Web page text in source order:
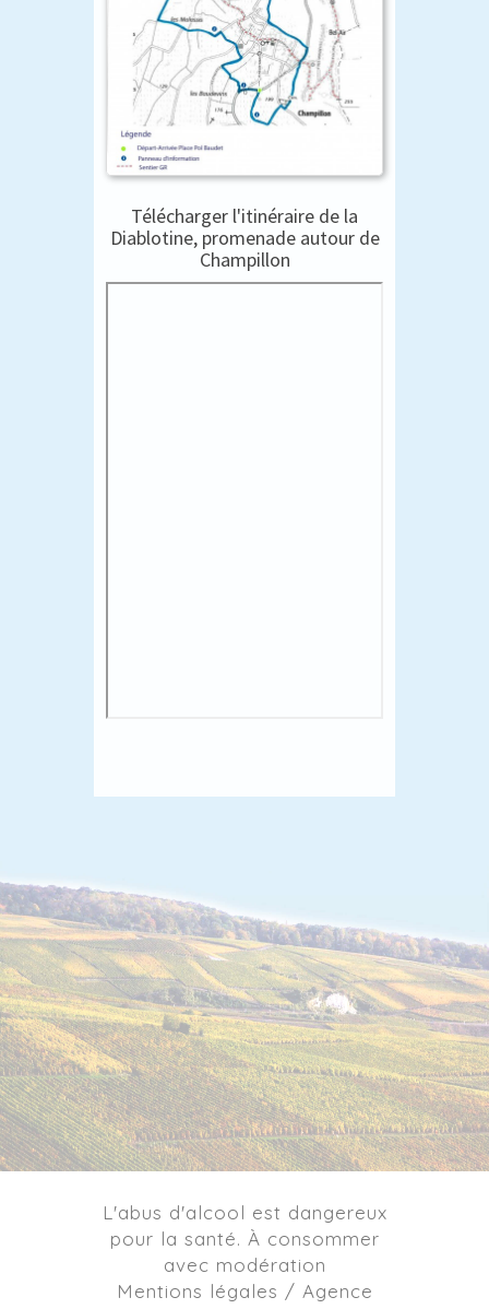
Télécharger l'itinéraire de la
Diablotine, promenade autour de
Champillon
L'abus d'alcool est dangereux
pour la santé. À consommer
avec modération
Mentions légales / Agence